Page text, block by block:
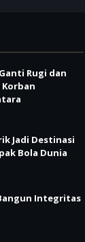
Rugi dan
Jadi Destinasi
Bola Dunia
Integritas